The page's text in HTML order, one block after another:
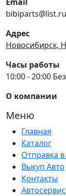
bibiparts@list.ru
Адрес
Новосибирск,
Часы работы
10:00 - 20:00
О компании
Меню
Главная
Каталог
Отправка
Выкуп Авто
Контакты
Автосервис